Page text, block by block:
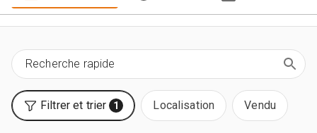
Filtrer et trier 1 Localisation Vendu